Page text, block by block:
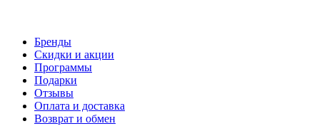
Бренды
Скидки и акции
Программы
Подарки
Отзывы
Оплата и доставка
Возврат и обмен